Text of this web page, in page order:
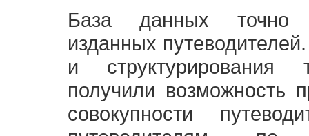
База данных точно
изданных
и структурирования
получили возможность
совокупности